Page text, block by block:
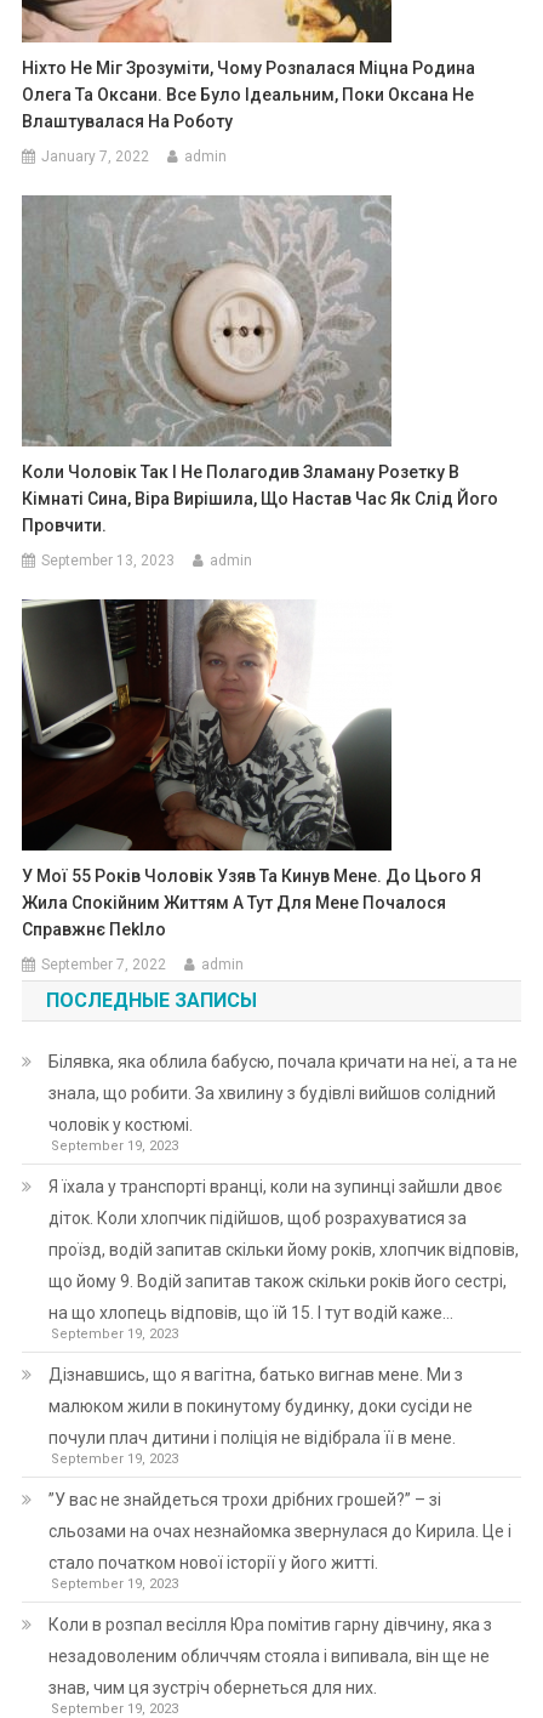
Ніхто Не Міг Зрозуміти, Чому Розnалася Міцна Родина
Олега Та Оксани. Все Було Ідеальним, Поки Оксана Не
Влаштувалася На Роботу
January 7, 2022 admin
Коли Чоловік Так І Не Полагодив Зламану Розетку В
Кімнаті Сина, Віра Вирішила, Що Настав Час Як Слід Його
Провчити.
September 13, 2023 admin
У Мої 55 Років Чоловік Узяв Та Кинув Мене. До Цього Я
Жила Спокійним Життям А Тут Для Мене Почалося
Справжнє Пеklло
September 7, 2022 admin
ПОСЛЕДНЫЕ ЗАПИСЫ
Білявка, яка облила бабусю, почала кричати на неї, а та не
знала, що робити. За хвилину з будівлі вийшов солідний
чоловік у костюмі.
September 19, 2023
Я їхала у транспорті вранці, коли на зупинці зайшли двоє
діток. Коли хлопчик підійшов, щоб розрахуватися за
проїзд, водій запитав скільки йому років, хлопчик відповів,
що йому 9. Водій запитав також скільки років його сестрі,
на що хлопець відповів, що їй 15. І тут водій каже…
September 19, 2023
Дізнавшись, що я вагітна, батько вигнав мене. Ми з
малюком жили в покинутому будинку, доки сусіди не
почули плач дитини і поліція не відібрала її в мене.
September 19, 2023
”У вас не знайдеться трохи дрібних грошей?” – зі
сльозами на очах незнайомка звернулася до Кирила. Це і
стало початком нової історії у його житті.
September 19, 2023
Коли в розпал весілля Юра помітив гарну дівчину, яка з
незадоволеним обличчям стояла і випивала, він ще не
знав, чим ця зустріч обернеться для них.
September 19, 2023